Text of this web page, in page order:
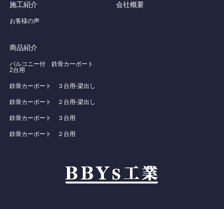
施工紹介
お客様の声
会社概要
商品紹介
バルコニー付 鉄骨カーポート
2台用
鉄骨カーポート ３台用-梁出し
鉄骨カーポート ２台用-梁出し
鉄骨カーポート ３台用
鉄骨カーポート ２台用